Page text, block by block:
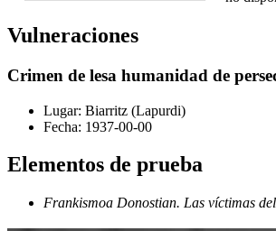
Vulneraciones
Crimen de lesa humanidad de
Lugar: Biarritz (Lapurdi)
Fecha: 1937-00-00
Elementos de prueba
Frankismoa Donostian. Las víctimas